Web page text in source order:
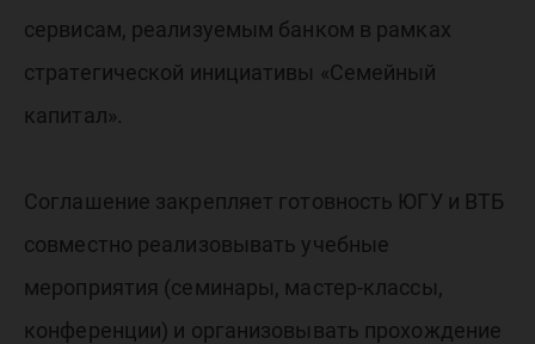
сервисам, реализуемым банком в рамках
стратегической инициативы «Семейный
капитал».
Соглашение закрепляет готовность ЮГУ и ВТБ
совместно реализовывать учебные
мероприятия (семинары, мастер-классы,
конференции) и организовывать прохождение